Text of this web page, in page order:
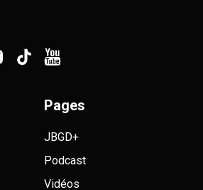
Pages
JBGD+
Podcast
Vidéos